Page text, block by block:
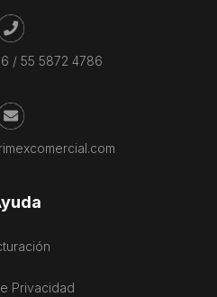
/ 55 5872 4786
Privacidad